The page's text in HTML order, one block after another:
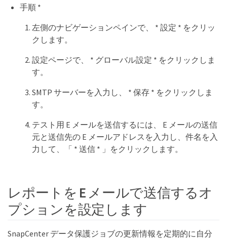
手順 *
左側のナビゲーションペインで、 * 設定 * をクリッ
クします。
設定ページで、 * グローバル設定 * をクリックしま
す。
SMTP サーバーを入力し、 * 保存 * をクリックしま
す。
テスト用 E メールを送信するには、 E メールの送信
元と送信先の E メールアドレスを入力し、件名を入
力して、「 * 送信 * 」をクリックします。
レポートを E メールで送信するオ
プションを設定します
SnapCenter データ保護ジョブの更新情報を定期的に自分